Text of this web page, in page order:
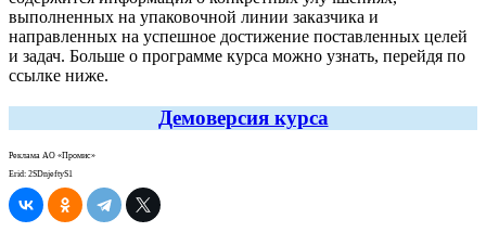
выполненных на упаковочной линии заказчика и
направленных на успешное достижение поставленных целей
и задач. Больше о программе курса можно узнать, перейдя по
ссылке ниже.
Демоверсия курса
Реклама АО «Промис»
Erid: 2SDnjeftyS1